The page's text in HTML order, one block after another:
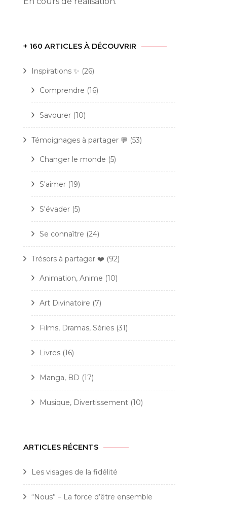
+ 160 ARTICLES À DÉCOUVRIR
Inspirations ✨ (26)
Comprendre (16)
Savourer (10)
Témoignages à partager 💬 (53)
Changer le monde (5)
S'aimer (19)
S'évader (5)
Se connaître (24)
Trésors à partager ❤️ (92)
Animation, Anime (10)
Art Divinatoire (7)
Films, Dramas, Séries (31)
Livres (16)
Manga, BD (17)
Musique, Divertissement (10)
ARTICLES RÉCENTS
Les visages de la fidélité
“Nous” – La force d’être ensemble